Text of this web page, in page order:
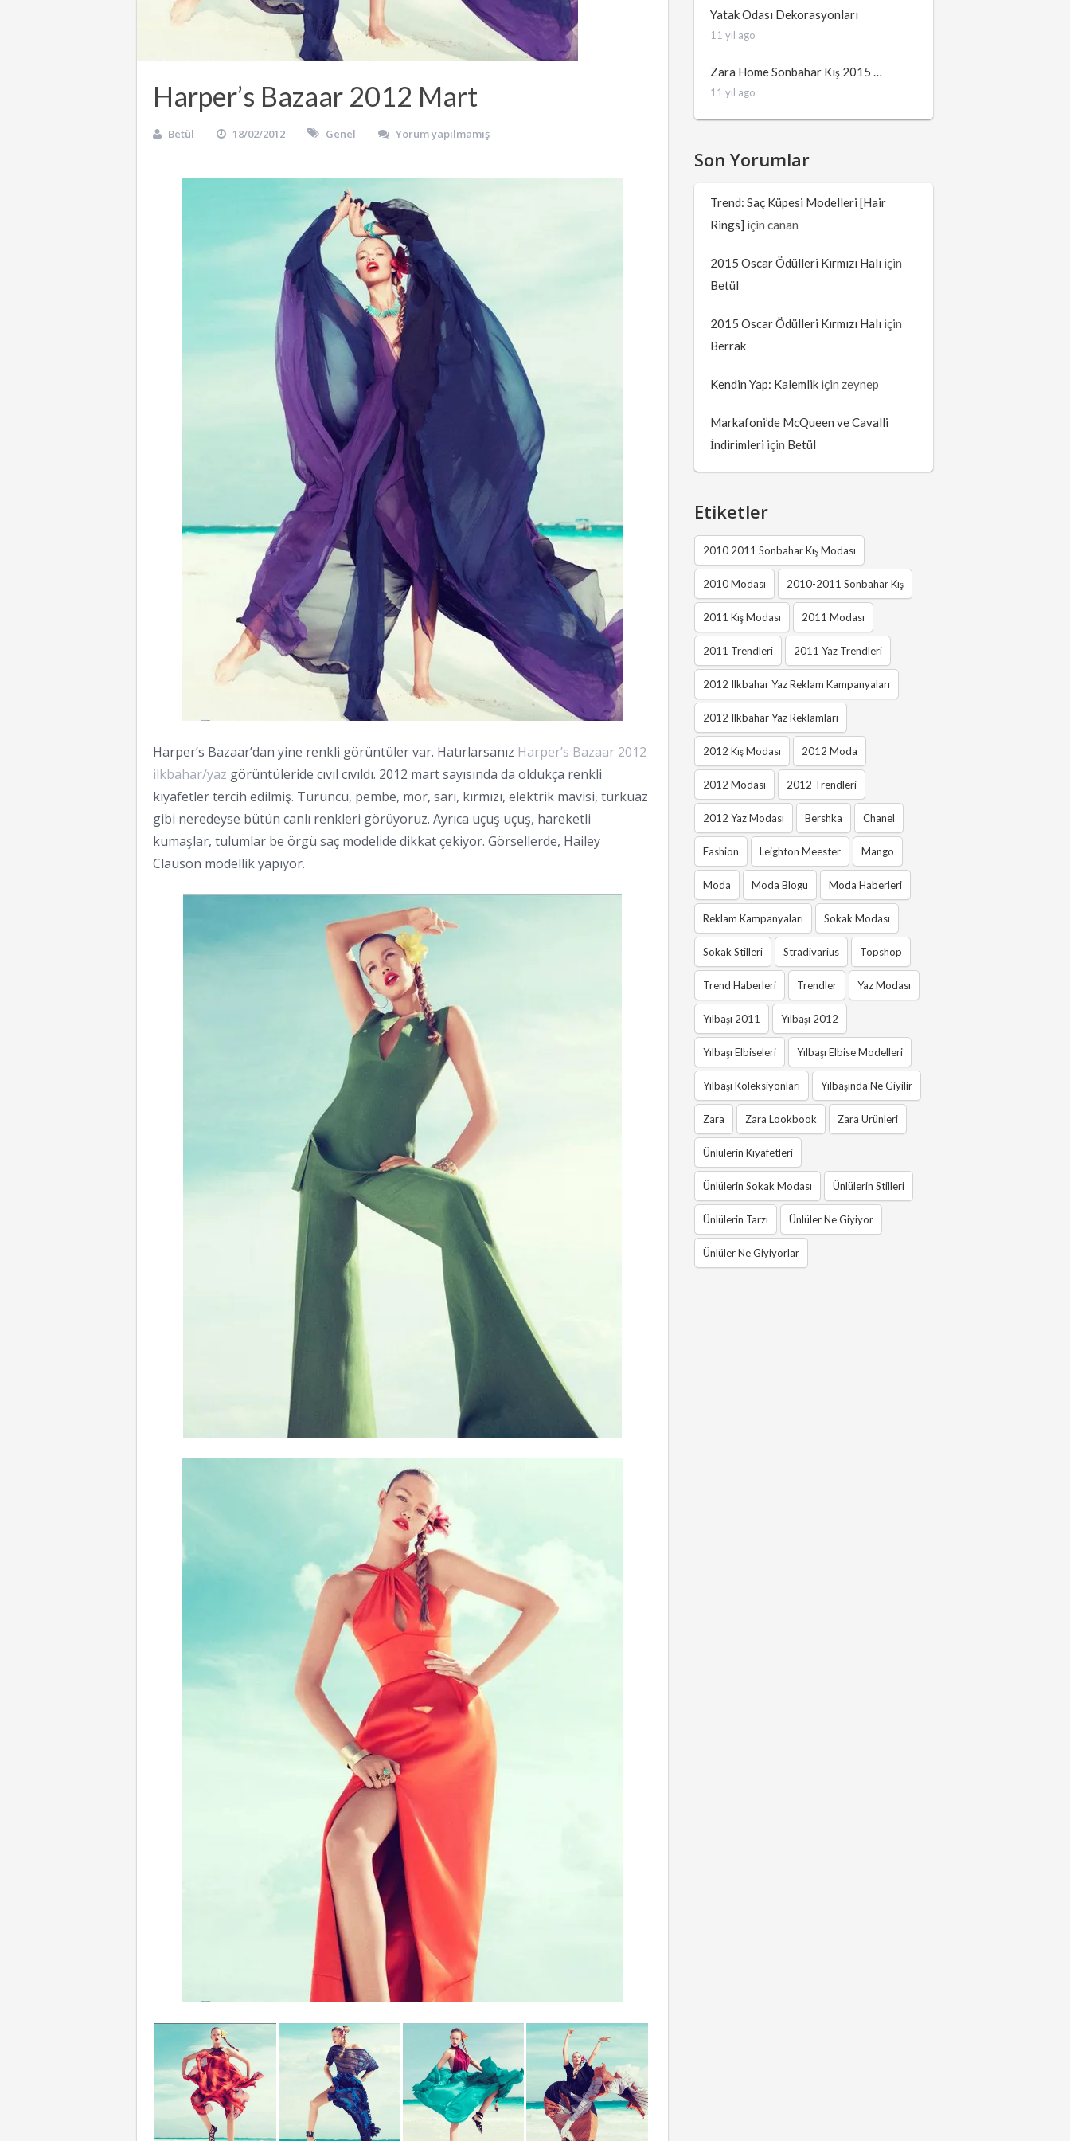
Harper’s Bazaar 2012 Mart
Betül 18/02/2012 Genel Yorum yapılmamış
Harper’s Bazaar’dan yine renkli görüntüler var. Hatırlarsanız Harper’s Bazaar 2012
ilkbahar/yaz görüntüleride cıvıl cıvıldı. 2012 mart sayısında da oldukça renkli
kıyafetler tercih edilmiş. Turuncu, pembe, mor, sarı, kırmızı, elektrik mavisi, turkuaz
gibi neredeyse bütün canlı renkleri görüyoruz. Ayrıca uçuş uçuş, hareketli
kumaşlar, tulumlar be örgü saç modelide dikkat çekiyor. Görsellerde, Hailey
Clauson modellik yapıyor.
Yatak Odası Dekorasyonları
11 yıl ago
Zara Home Sonbahar Kış 2015 …
11 yıl ago
Son Yorumlar
Trend: Saç Küpesi Modelleri [Hair
Rings] için canan
2015 Oscar Ödülleri Kırmızı Halı için
Betül
2015 Oscar Ödülleri Kırmızı Halı için
Berrak
Kendin Yap: Kalemlik için zeynep
Markafoni’de McQueen ve Cavalli
İndirimleri için Betül
Etiketler
2010 2011 Sonbahar Kış Modası
2010 Modası 2010-2011 Sonbahar Kış
2011 Kış Modası 2011 Modası
2011 Trendleri 2011 Yaz Trendleri
2012 Ilkbahar Yaz Reklam Kampanyaları
2012 Ilkbahar Yaz Reklamları
2012 Kış Modası 2012 Moda
2012 Modası 2012 Trendleri
2012 Yaz Modası Bershka Chanel
Fashion Leighton Meester Mango
Moda Moda Blogu Moda Haberleri
Reklam Kampanyaları Sokak Modası
Sokak Stilleri Stradivarius Topshop
Trend Haberleri Trendler Yaz Modası
Yılbaşı 2011 Yılbaşı 2012
Yılbaşı Elbiseleri Yılbaşı Elbise Modelleri
Yılbaşı Koleksiyonları Yılbaşında Ne Giyilir
Zara Zara Lookbook Zara Ürünleri
Ünlülerin Kıyafetleri
Ünlülerin Sokak Modası Ünlülerin Stilleri
Ünlülerin Tarzı Ünlüler Ne Giyiyor
Ünlüler Ne Giyiyorlar